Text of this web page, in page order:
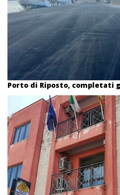
Porto di Riposto, completati